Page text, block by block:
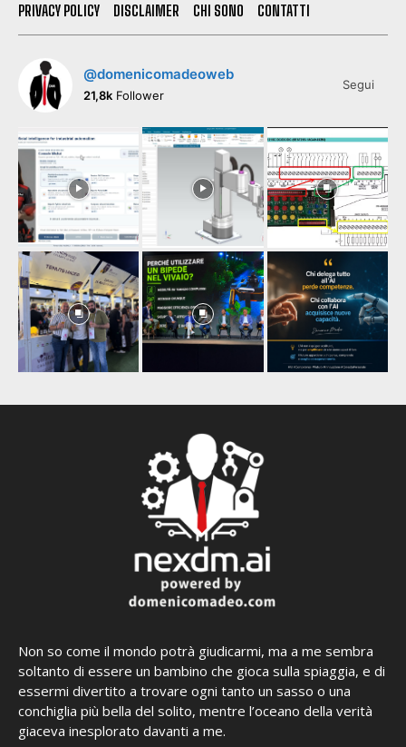
PRIVACY POLICY DISCLAIMER CHI SONO CONTATTI
@domenicomadeoweb
21,8k Follower
Segui
Non so come il mondo potrà giudicarmi, ma a me sembra
soltanto di essere un bambino che gioca sulla spiaggia, e di
essermi divertito a trovare ogni tanto un sasso o una
conchiglia più bella del solito, mentre l’oceano della verità
giaceva inesplorato davanti a me.